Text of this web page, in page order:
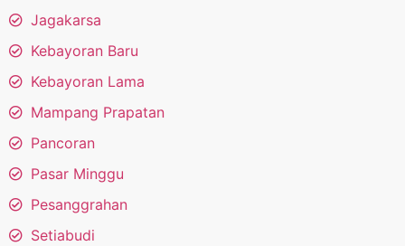
Jagakarsa
Kebayoran Baru
Kebayoran Lama
Mampang Prapatan
Pancoran
Pasar Minggu
Pesanggrahan
Setiabudi